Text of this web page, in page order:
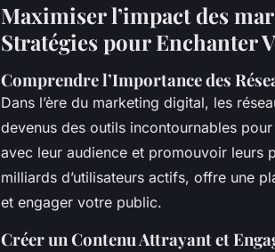
Maximiser l’impact des
Stratégies pour Enchanter
Comprendre l’Importance des
Dans l’ère du marketing digital, les
devenus des outils incontournables
avec leur audience et promouvoir leurs
milliards d’utilisateurs actifs, offre une
et engager votre public.
Créer un Contenu Attrayant et